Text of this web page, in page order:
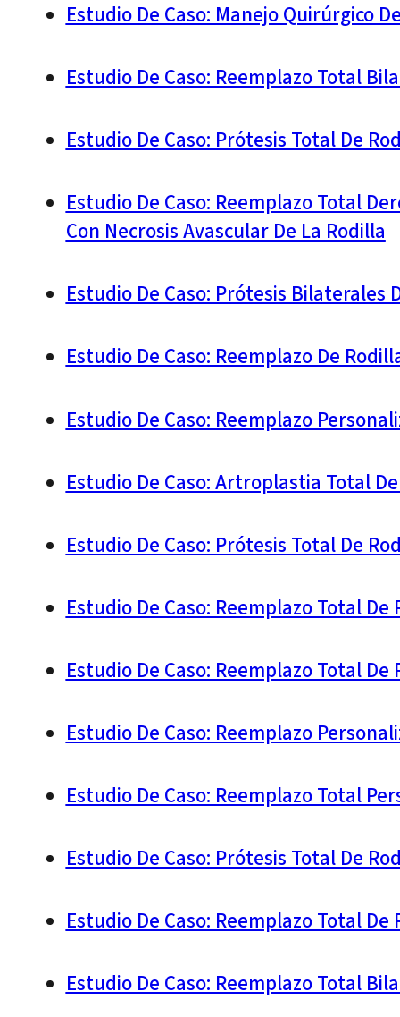
Estudio De Caso: Manejo Quirúrgico
Estudio De Caso: Reemplazo Total
Estudio De Caso: Prótesis Total De
Estudio De Caso: Reemplazo Total
Con Necrosis Avascular De La Rodilla
Estudio De Caso: Prótesis Bilaterales
Estudio De Caso: Reemplazo De
Estudio De Caso: Reemplazo
Estudio De Caso: Artroplastia Total
Estudio De Caso: Prótesis Total De
Estudio De Caso: Reemplazo Total
Estudio De Caso: Reemplazo Total
Estudio De Caso: Reemplazo
Estudio De Caso: Reemplazo Total
Estudio De Caso: Prótesis Total De
Estudio De Caso: Reemplazo Total
Estudio De Caso: Reemplazo Total